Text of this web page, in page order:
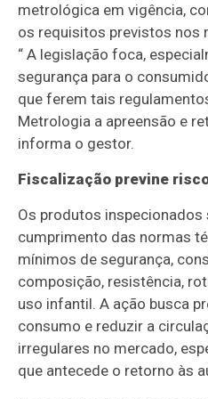
metrológica em vigência,
os requisitos previstos nos
“ A legislação foca,
segurança para o
que ferem tais
Metrologia a apreensão e
informa o gestor.
Fiscalização previne
Os produtos
cumprimento das normas
mínimos de segurança,
composição, resistência,
uso infantil. A ação busca
consumo e reduzir a
irregulares no mercado,
que antecede o retorno às